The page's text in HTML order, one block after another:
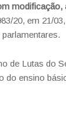
modificação,
20, em 21/
de Lutas do
do ensino